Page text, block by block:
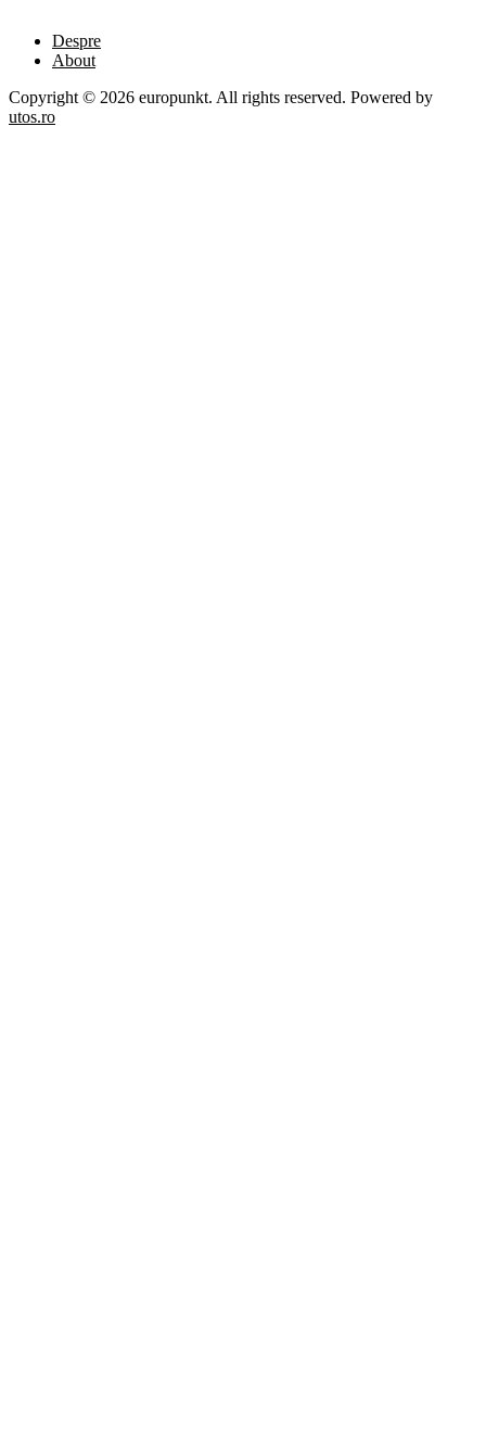
Despre
About
Copyright © 2026 europunkt. All rights reserved. Powered by
utos.ro